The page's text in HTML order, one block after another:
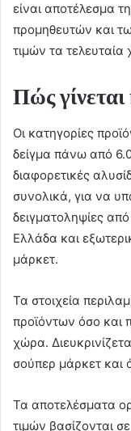
είναι αποτέλεσμα
προμηθευτών και
τιμών τα τελευταία
Πώς
Οι κατηγορίες
δείγμα πάνω από
διαφορετικές
συνολικά, για να
δειγματοληψίες
Ελλάδα και
μάρκετ.
Τα στοιχεία
προϊόντων όσο και
χώρα.
σούπερ μάρκετ και
Τα αποτελέσματα
τιμών βασίζονται